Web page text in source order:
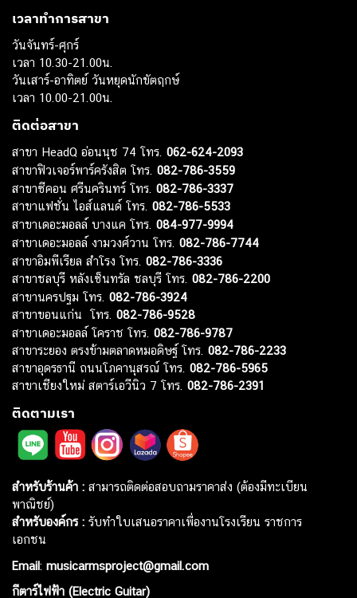
เวลาทำการสาขา
วันจันทร์-ศุกร์
เวลา 10.30-21.00น.
วันเสาร์-อาทิตย์ วันหยุดนักขัตฤกษ์
เวลา 10.00-21.00น.
ติดต่อสาขา
สาขา HeadQ อ่อนนุช 74 โทร. 062-624-2093
สาขาฟิวเจอร์พาร์ครังสิต โทร. 082-786-3559
สาขาซีคอน ศรีนครินทร์ โทร. 082-786-3337
สาขาแฟชั่น ไอส์แลนด์ โทร. 082-786-5533
สาขาเดอะมอลล์ บางแค โทร. 084-977-9994
สาขาเดอะมอลล์ งามวงศ์วาน โทร. 082-786-7744
สาขาอิมพีเรียล สำโรง โทร. 082-786-3336
สาขาชลบุรี หลังเซ็นทรัล ชลบุรี โทร. 082-786-2200
สาขานครปฐม โทร. 082-786-3924
สาขาขอนแก่น โทร. 082-786-9528
สาขาเดอะมอลล์ โคราช โทร. 082-786-9787
สาขาระยอง ตรงข้ามตลาดหมอดิษฐ์ โทร. 082-786-2233
สาขาอุดรธานี ถนนโภคานุสรณ์ โทร. 082-786-5965
สาขาเชียงใหม่ สตาร์เอวีนิว 7 โทร. 082-786-2391
ติดตามเรา
สำหรับร้านค้า : สามารถติดต่อสอบถามราคาส่ง (ต้องมีทะเบียน
พาณิชย์)
สำหรับองค์กร : รับทำใบเสนอราคาเพื่องานโรงเรียน ราชการ
เอกชน
Email: musicarmsproject@gmail.com
กีตาร์ไฟฟ้า (Electric Guitar)